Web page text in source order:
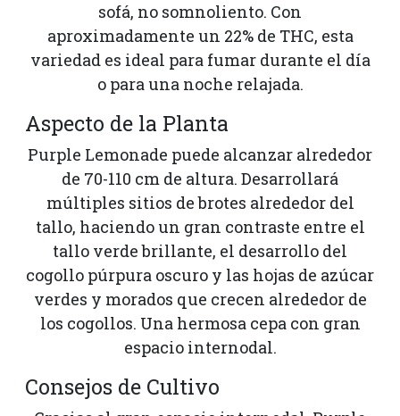
sofá, no somnoliento. Con
aproximadamente un 22% de THC, esta
variedad es ideal para fumar durante el día
o para una noche relajada.
Aspecto de la Planta
Purple Lemonade puede alcanzar alrededor
de 70-110 cm de altura. Desarrollará
múltiples sitios de brotes alrededor del
tallo, haciendo un gran contraste entre el
tallo verde brillante, el desarrollo del
cogollo púrpura oscuro y las hojas de azúcar
verdes y morados que crecen alrededor de
los cogollos. Una hermosa cepa con gran
espacio internodal.
Consejos de Cultivo